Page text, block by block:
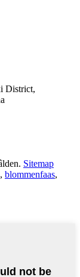
District,
Sitemap
, blommenfaas,